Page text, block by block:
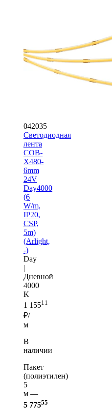
042035
Светодиодная
лента
COB-
X480-
6mm
24V
Day4000
(6
W/m,
IP20,
CSP,
5m)
(Arlight,
-)
Day
|
Дневной
4000
K
1 15511
₽/
м
В
наличии
Пакет
(полиэтилен)
5
м —
5 77555